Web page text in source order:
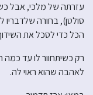
עזרתה של מלכי, אבל
סולטן), בחורה
הכל כדי לסכל את
רק כשיתחוור לו עד כמה
לאהבה שהוא ראוי לה.